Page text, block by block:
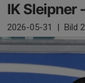
IK Sleipner
2026-05-31 | Bild